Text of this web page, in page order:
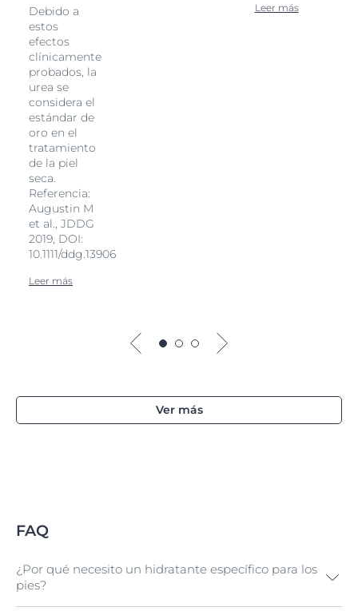
Debido a
estos
efectos
clínicamente
probados, la
urea se
considera el
estándar de
oro en el
tratamiento
de la piel
seca.
Referencia:
Augustin M
et al., JDDG
2019, DOI:
10.1111/ddg.13906
Leer más
Leer más
Ver más
FAQ
¿Por qué necesito un hidratante específico para los
pies?